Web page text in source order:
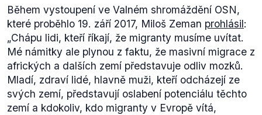
„Je jasné, že tolik lidí, kolik je dnes v pohybu,
Evropa prostě nepobere a neuživí. Proto musíme ty
obrovské toky zastavit už na vnějších hranicích.
Zároveň se musíme bránit riziku příchodu teroristů
posílením tajných služeb a navýšením kapacity pro
identifikaci přicházejících. Právě takovou pomoc
česká vláda nabízí Itálii, kde je v současnosti
problém největší.“
Během vystoupení ve Valném shromáždění OSN,
které proběhlo 19. září 2017, Miloš Zeman prohlásil:
„Chápu lidi, kteří říkají, že migranty musíme uvítat.
Mé námitky ale plynou z faktu, že masivní migrace z
afrických a dalších zemí představuje odliv mozků.
Mladí, zdraví lidé, hlavně muži, kteří odcházejí ze
svých zemí, představují oslabení potenciálu těchto
zemí a kdokoliv, kdo migranty v Evropě vítá,